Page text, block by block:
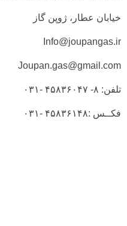
خیابان عطار، ژوپن گاز
Info@joupangas.ir
Joupan.gas@gmail.com
تلفن: ۸- ۴۵۸۳۶۰۴۷ -۰۳۱
فکــس :۴۵۸۳۶۱۴۸ -۰۳۱